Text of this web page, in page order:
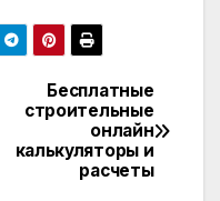
Бесплатные
строительные
онлайн
калькуляторы и
расчеты